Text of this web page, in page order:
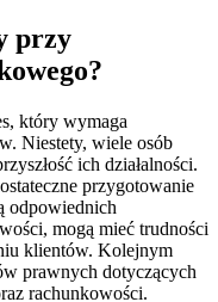
przy
który wymaga
Niestety, wiele osób
ich działalności.
przygotowanie
odpowiednich
mogą mieć trudności
klientów. Kolejnym
prawnych dotyczących
rachunkowości.